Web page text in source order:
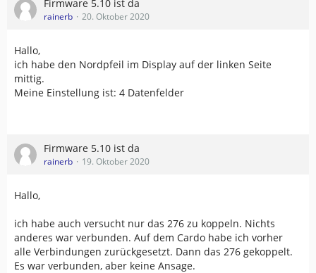
Firmware 5.10 ist da
rainerb 20. Oktober 2020
Hallo,
ich habe den Nordpfeil im Display auf der linken Seite
mittig.
Meine Einstellung ist: 4 Datenfelder
Firmware 5.10 ist da
rainerb 19. Oktober 2020
Hallo,
ich habe auch versucht nur das 276 zu koppeln. Nichts
anderes war verbunden. Auf dem Cardo habe ich vorher
alle Verbindungen zurückgesetzt. Dann das 276 gekoppelt.
Es war verbunden, aber keine Ansage.